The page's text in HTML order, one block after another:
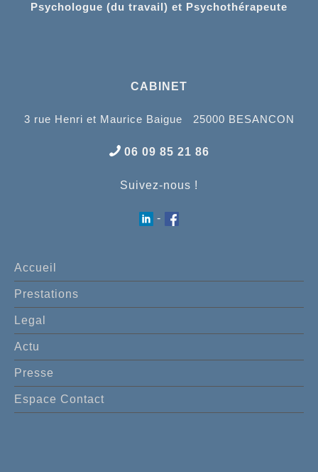
Psychologue (du travail) et Psychothérapeute
CABINET
3 rue Henri et Maurice Baigue 25000 BESANCON
06 09 85 21 86
Suivez-nous !
-
Accueil
Prestations
Legal
Actu
Presse
Espace Contact